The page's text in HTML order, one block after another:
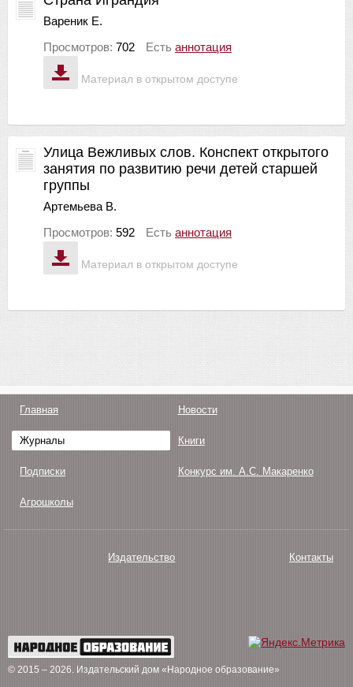
Материал в открытом доступе
Вареник Е.
Просмотров: 702 Есть аннотация
Материал в открытом доступе
Улица Вежливых слов. Конспект открытого
занятия по развитию речи детей старшей
группы
Артемьева В.
Просмотров: 592 Есть аннотация
Главная Новости
Журналы Книги
Подписки Конкурс им. А.С. Макаренко
Агрошколы
Издательство Контакты
© 2015 – 2026. Издательский дом «Народное образование»